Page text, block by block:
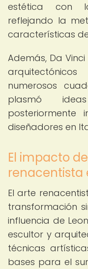
estética con
reflejando la
características
Además, Da
numerosos
plasmó
posteriormente
diseñadores en
El impacto
renacentista
El arte
transformación
influencia de
escultor y
técnicas
bases para el